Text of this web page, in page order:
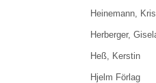
Heinemann,
Herberger,
Heß, Kerstin
Hjelm Förlag